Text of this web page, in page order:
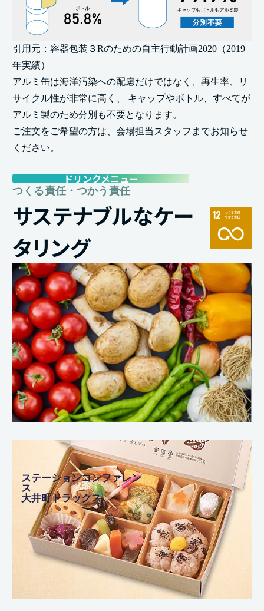
ステーションコンファレン
ス
大井町トラックス
引用元：容器包装３Rのための自主行動計画2020（2019
年実績）
アルミ缶は海洋汚染への配慮だけではなく、再生率、リ
サイクル性が非常に高く、 キャップやボトル、すべてが
アルミ製のため分別も不要となります。
ご注文をご希望の方は、会場担当スタッフまでお知らせ
ください。
ドリンクメニュー
つくる責任・つかう責任
サステナブルなケー
タリング